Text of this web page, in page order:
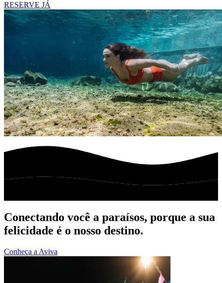
RESERVE JÁ
Conectando você a paraísos, porque a sua
felicidade é o nosso destino.
Conheça a Aviva